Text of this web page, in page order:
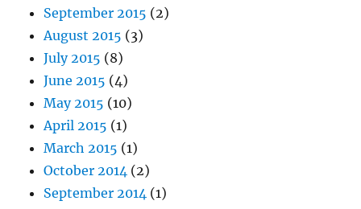
September 2015 (2)
August 2015 (3)
July 2015 (8)
June 2015 (4)
May 2015 (10)
April 2015 (1)
March 2015 (1)
October 2014 (2)
September 2014 (1)